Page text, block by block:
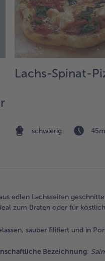
Lachs-Spinat-
schwierig
edlen Lachsseiten
zum Braten oder für
sauber filitiert und in
Bezeichnung: